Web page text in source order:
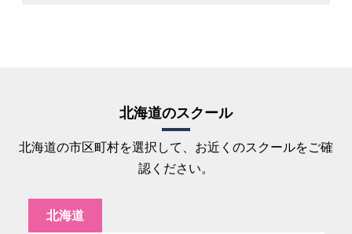
北海道のスクール
北海道の市区町村を選択して、お近くのスクールをご確
認ください。
北海道